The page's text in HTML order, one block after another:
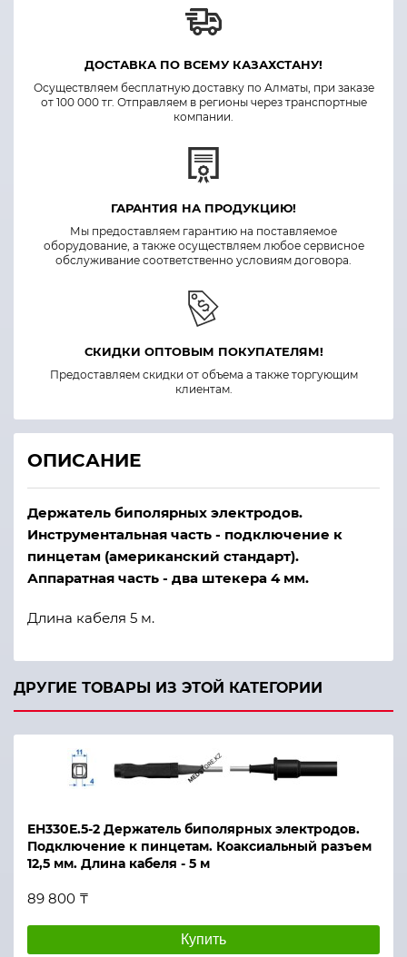
ДОСТАВКА ПО ВСЕМУ КАЗАХСТАНУ!
Осуществляем бесплатную доставку по Алматы, при заказе
от 100 000 тг. Отправляем в регионы через транспортные
компании.
ГАРАНТИЯ НА ПРОДУКЦИЮ!
Мы предоставляем гарантию на поставляемое
оборудование, а также осуществляем любое сервисное
обслуживание соответственно условиям договора.
СКИДКИ ОПТОВЫМ ПОКУПАТЕЛЯМ!
Предоставляем скидки от объема а также торгующим
клиентам.
ОПИСАНИЕ
Держатель биполярных электродов.
Инструментальная часть - подключение к
пинцетам (американский стандарт).
Аппаратная часть - два штекера 4 мм.
Длина кабеля 5 м.
ДРУГИЕ ТОВАРЫ ИЗ ЭТОЙ КАТЕГОРИИ
ЕН330Е.5-2 Держатель биполярных электродов.
Подключение к пинцетам. Коаксиальный разъем
12,5 мм. Длина кабеля - 5 м
89 800 ₸
Купить